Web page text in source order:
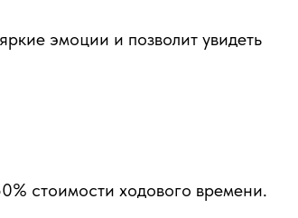
эмоции и позволит увидеть
стоимости ходового времени.